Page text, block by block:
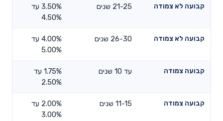
קבועה לא צמודה 21-25 שנים
3.50% עד
4.50%
קבועה לא צמודה 26-30 שנים
4.00% עד
5.00%
קבועה צמודה עד 10 שנים
1.75% עד
2.50%
קבועה צמודה 11-15 שנים
2.00% עד
3.00%